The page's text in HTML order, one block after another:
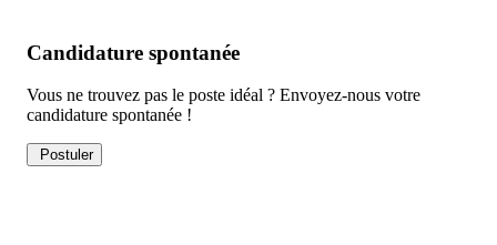
Candidature spontanée
Vous ne trouvez pas le poste idéal ? Envoyez-nous votre
candidature spontanée !
Postuler